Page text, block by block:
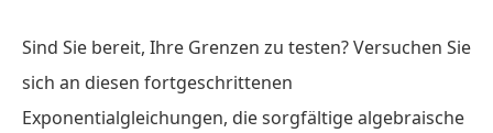
Sind Sie bereit, Ihre Grenzen zu testen? Versuchen Sie
sich an diesen fortgeschrittenen
Exponentialgleichungen, die sorgfältige algebraische